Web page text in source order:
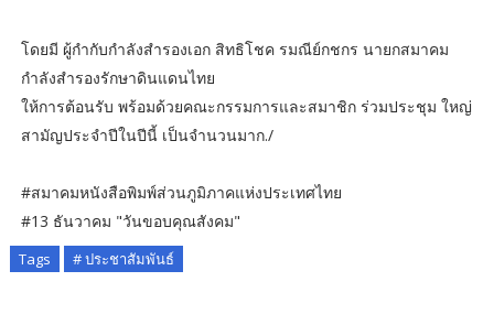
โดยมี ผู้กำกับกำลังสำรองเอก สิทธิโชค​ รมณีย์กชกร นายกสมาคม
กำลังสำรองรักษาดินแดนไทย
ให้การต้อนรับ พร้อมด้วยคณะกรรมการและสมาชิก ร่วมประชุม ใหญ่
สามัญประจำปีในปีนี้ เป็นจำนวนมาก./
#สมาคมหนังสือพิมพ์ส่วนภูมิภาคแห่งประเทศไทย
#13 ธันวาคม​ "วันขอบคุณสังคม"
Tags # ประชาสัมพันธ์